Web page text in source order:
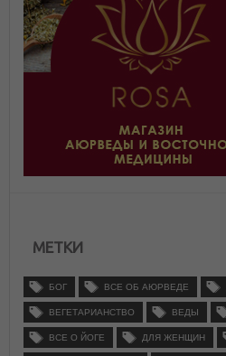
МЕТКИ
БОГ ВСЕ ОБ АЮРВЕДЕ
ВЕГЕТАРИАНСТВО ВЕДЫ
ВСЕ О ЙОГЕ ДЛЯ ЖЕНЩИН